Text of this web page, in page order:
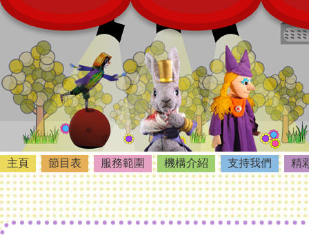
主頁 節目表 服務範圍 機構介紹 支持我們 精